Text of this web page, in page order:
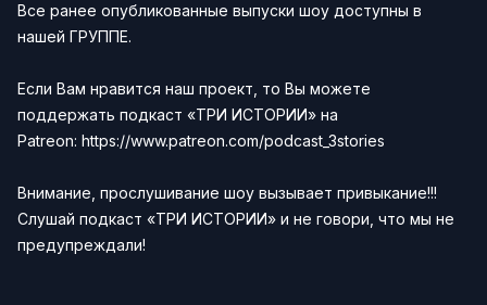
Все ранее опубликованные выпуски шоу доступны в
нашей ГРУППЕ.
Если Вам нравится наш проект, то Вы можете
поддержать подкаст «ТРИ ИСТОРИИ» на
Patreon: https://www.patreon.com/podcast_3stories
Внимание, прослушивание шоу вызывает привыкание!!!
Слушай подкаст «ТРИ ИСТОРИИ» и не говори, что мы не
предупреждали!